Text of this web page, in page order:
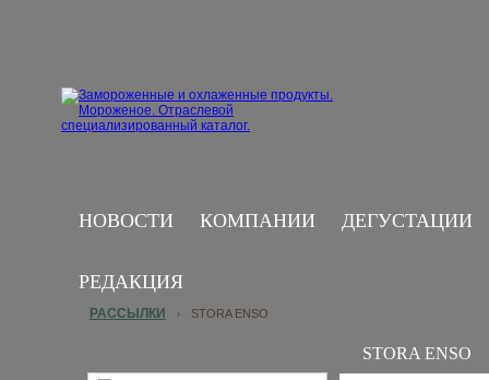
НОВОСТИ КОМПАНИИ ДЕГУСТАЦИИ
РЕДАКЦИЯ
РАССЫЛКИ › STORA ENSO
STORA ENSO